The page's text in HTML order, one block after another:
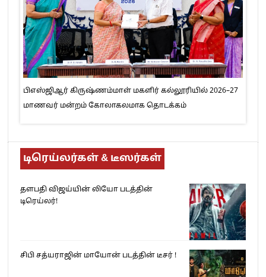
பிஎஸ்ஜிஆர் கிருஷ்ணம்மாள் மகளிர் கல்லூரியில் 2026–27
மாணவர் மன்றம் கோலாகலமாக தொடக்கம்
டிரெய்லர்கள் & டீஸர்கள்
தளபதி விஜய்யின் லியோ படத்தின்
டிரெய்லர்!
சிபி சத்யராஜின் மாயோன் படத்தின் டீசர் !